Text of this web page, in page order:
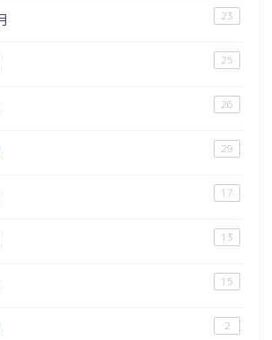
23
25
26
29
17
13
15
2